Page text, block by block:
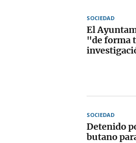
SOCIEDAD
El
"de forma
SOCIEDAD
Detenido
butano